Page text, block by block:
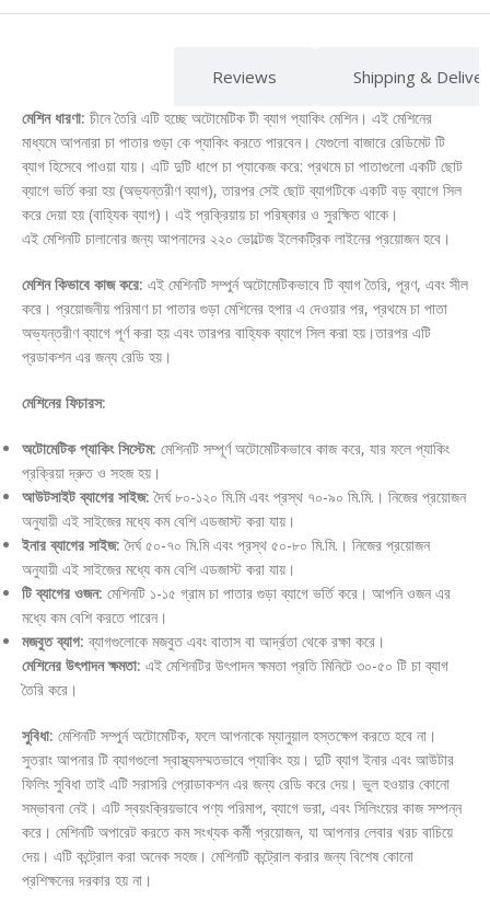
Reviews Shipping &
মেশিন ধারণা: চীনে তৈরি এটি হচ্ছে অটোমেটিক টী ব্যাগ প্যাকিং মেশিন। এই মেশিনের
মাধ্যমে আপনারা চা পাতার গুড়া কে প্যাকিং করতে পারবেন। যেগুলো বাজারে রেডিমেট টি
ব্যাগ হিসেবে পাওয়া যায়। এটি দুটি ধাপে চা প্যাকেজ করে: প্রথমে চা পাতাগুলো একটি ছোট
ব্যাগে ভর্তি করা হয় (অভ্যন্তরীণ ব্যাগ), তারপর সেই ছোট ব্যাগটিকে একটি বড় ব্যাগে সিল
করে দেয়া হয় (বাহ্যিক ব্যাগ)। এই প্রক্রিয়ায় চা পরিষ্কার ও সুরক্ষিত থাকে।
এই মেশিনটি চালানোর জন্য আপনাদের ২২০ ভোল্টেজ ইলেকট্রিক লাইনের প্রয়োজন হবে।
মেশিন কিভাবে কাজ করে: এই মেশিনটি সম্পুর্ন অটোমেটিকভাবে টি ব্যাগ তৈরি, পূরণ, এবং সীল
করে। প্রয়োজনীয় পরিমাণ চা পাতার গুড়া মেশিনের হপার এ দেওয়ার পর, প্রথমে চা পাতা
অভ্যন্তরীণ ব্যাগে পূর্ণ করা হয় এবং তারপর বাহ্যিক ব্যাগে সিল করা হয়।তারপর এটি
প্রডাকশন এর জন্য রেডি হয়।
মেশিনের ফিচারস:
অটোমেটিক প্যাকিং সিস্টেম: মেশিনটি সম্পূর্ণ অটোমেটিকভাবে কাজ করে, যার ফলে প্যাকিং
প্রক্রিয়া দ্রুত ও সহজ হয়।
আউটসাইট ব্যাগের সাইজ: দৈর্ঘ ৮০-১২০ মি.মি এবং প্রস্থ ৭০-৯০ মি.মি.। নিজের প্রয়োজন
অনুযায়ী এই সাইজের মধ্যে কম বেশি এডজাস্ট করা যায়।
ইনার ব্যাগের সাইজ: দৈর্ঘ ৫০-৭০ মি.মি এবং প্রস্থ ৫০-৮০ মি.মি.। নিজের প্রয়োজন
অনুযায়ী এই সাইজের মধ্যে কম বেশি এডজাস্ট করা যায়।
টি ব্যাগের ওজন: মেশিনটি ১-১৫ গ্রাম চা পাতার গুড়া ব্যাগে ভর্তি করে। আপনি ওজন এর
মধ্যে কম বেশি করতে পারেন।
মজবুত ব্যাগ: ব্যাগগুলোকে মজবুত এবং বাতাস বা আর্দ্রতা থেকে রক্ষা করে।
মেশিনের উৎপাদন ক্ষমতা: এই মেশিনটির উৎপাদন ক্ষমতা প্রতি মিনিটে ৩০-৫০ টি চা ব্যাগ
তৈরি করে।
সুবিধা: মেশিনটি সম্পুর্ন অটোমেটিক, ফলে আপনাকে ম্যানুয়াল হস্তক্ষেপ করতে হবে না।
সুতরাং আপনার টি ব্যাগগুলো স্বাস্থ্যসম্মতভাবে প্যাকিং হয়। দুটি ব্যাগ ইনার এবং আউটার
ফিলিং সুবিধা তাই এটি সরাসরি প্রোডাকশন এর জন্য রেডি করে দেয়। ভুল হওয়ার কোনো
সম্ভাবনা নেই। এটি স্বয়ংক্রিয়ভাবে পণ্য পরিমাপ, ব্যাগে ভরা, এবং সিলিংয়ের কাজ সম্পন্ন
করে। মেশিনটি অপারেট করতে কম সংখ্যক কর্মী প্রয়োজন, যা আপনার লেবার খরচ বাচিয়ে
দেয়। এটি কন্ট্রোল করা অনেক সহজ। মেশিনটি কন্ট্রোল করার জন্য বিশেষ কোনো
প্রশিক্ষনের দরকার হয় না।